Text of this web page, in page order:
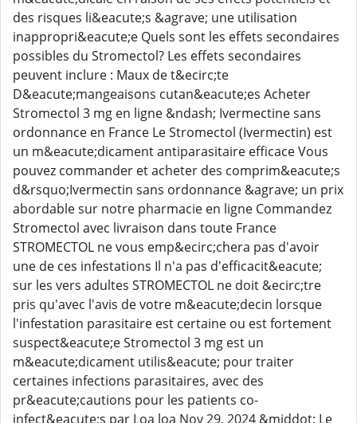
des risques li&eacute;s &agrave; une utilisation
inappropri&eacute;e Quels sont les effets secondaires
possibles du Stromectol? Les effets secondaires
peuvent inclure : Maux de t&ecirc;te
D&eacute;mangeaisons cutan&eacute;es Acheter
Stromectol 3 mg en ligne &ndash; Ivermectine sans
ordonnance en France Le Stromectol (Ivermectin) est
un m&eacute;dicament antiparasitaire efficace Vous
pouvez commander et acheter des comprim&eacute;s
d&rsquo;Ivermectin sans ordonnance &agrave; un prix
abordable sur notre pharmacie en ligne Commandez
Stromectol avec livraison dans toute France
STROMECTOL ne vous emp&ecirc;chera pas d'avoir
une de ces infestations Il n'a pas d'efficacit&eacute;
sur les vers adultes STROMECTOL ne doit &ecirc;tre
pris qu'avec l'avis de votre m&eacute;decin lorsque
l'infestation parasitaire est certaine ou est fortement
suspect&eacute;e Stromectol 3 mg est un
m&eacute;dicament utilis&eacute; pour traiter
certaines infections parasitaires, avec des
pr&eacute;cautions pour les patients co-
infect&eacute;s par Loa loa Nov 29, 2024 &middot; Le